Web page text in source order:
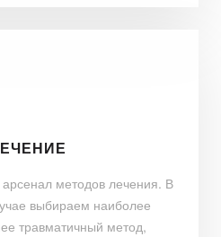
методов лечения. В
выбираем наиболее
травматичный метод,